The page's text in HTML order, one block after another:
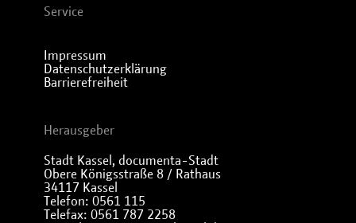
Service
Impressum
Datenschutzerklärung
Barrierefreiheit
Herausgeber
Stadt Kassel, documenta-Stadt
Obere Königsstraße 8 / Rathaus
34117 Kassel
Telefon: 0561 115
Telefax: 0561 787 2258